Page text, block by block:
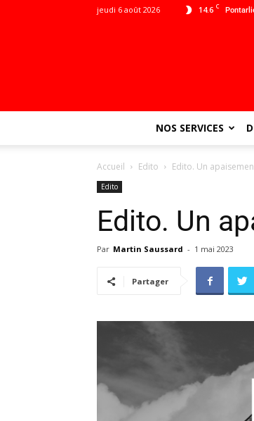
14.6 C
jeudi 6 août 2026
NOS SERVICES
Accueil Edito Edito. Un
Edito
Edito. Un
Par Martin Saussard - 1 mai 2023
Partager